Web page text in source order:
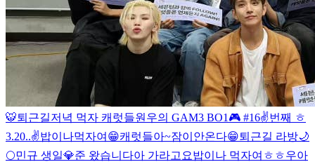
🐯퇴근길저녁 먹자 캐럿들원우의 GAM3 BO1🎮 #16✌️번째 ㅎ
3.20..✌️밥이나먹자여 😁캐럿들아~잠이안온다😁퇴근길 라방🌙
🌕민규 생일💎준 왔습니다아 가라고요밥이나 먹자여ㅎㅎ우아